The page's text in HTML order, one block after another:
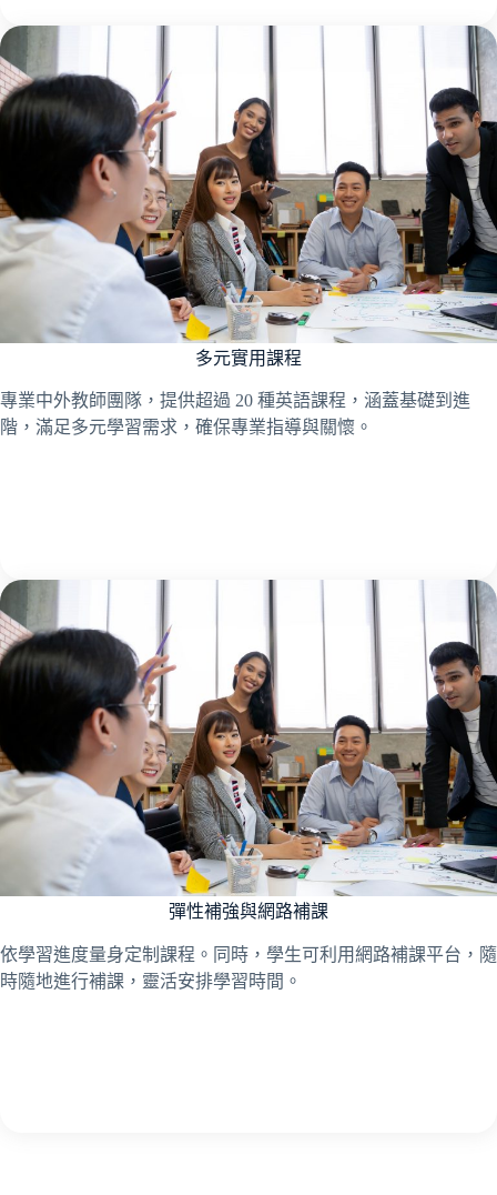
多元實用課程
專業中外教師團隊，提供超過 20 種英語課程，涵蓋基礎到進
階，滿足多元學習需求，確保專業指導與關懷。
彈性補強與網路補課
依學習進度量身定制課程。同時，學生可利用網路補課平台，隨
時隨地進行補課，靈活安排學習時間。